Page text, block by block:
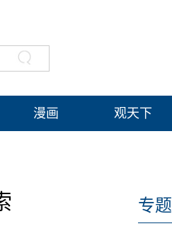
漫画 观天下
专题